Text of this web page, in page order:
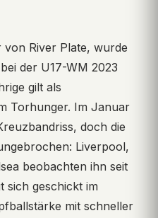
River Plate, wurde
der U17-WM 2023
gilt als
Torhunger. Im Januar
doch die
Liverpool,
beobachten ihn seit
sich geschickt im
mit schneller